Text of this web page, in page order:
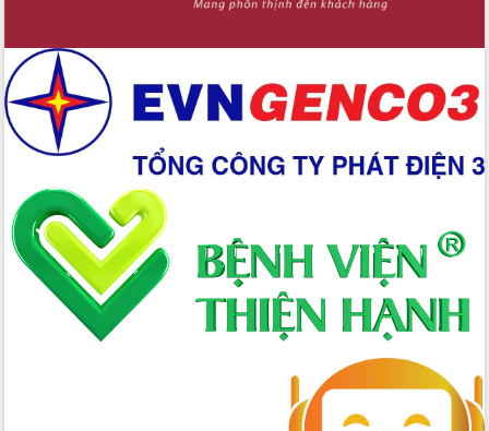
hành cùng nông dân dân, doanh nghiệp
Giai đoạn 2026-2030, Đắk Lắk phấn
đấu có 77% xã đạt chuẩn nông thôn
Chuyển đổi số 'mở đường' cho nông
nghiệp Đắk Lắk tăng trưởng bứt phá
Triển khai đồng bộ đo đạc, lập hồ sơ
địa chính, hoàn thiện cơ sở dữ liệu đất
đai
Ứng dụng sinh trắc học - Bước tiến
trong hành trình chuyển đổi số tại Đắk
Đắk Lắk nâng cao hiệu quả công tác